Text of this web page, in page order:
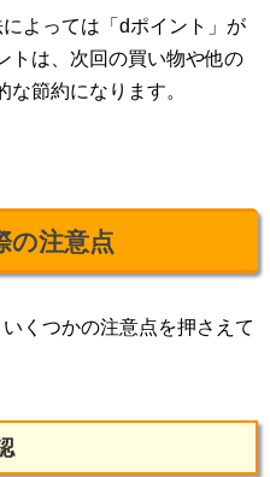
よっては「dポイント」が
トは、次回の買い物や他の
節約になります。
の注意点
くつかの注意点を押さえて